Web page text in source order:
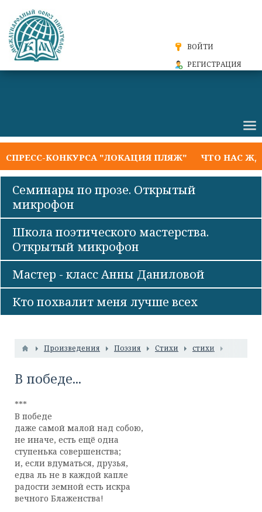
ВОЙТИ
РЕГИСТРАЦИЯ
КОНКУРСА "ЛОКАЦИЯ ПЛЯЖ" ЧТО НАС
Семинары по прозе. Открытый
микрофон
Школа поэтического мастерства.
Открытый микрофон
Мастер - класс Анны Даниловой
Кто похвалит меня лучше всех
Произведения Поэзия Стихи стихи
В победе...
***
В победе
даже самой малой над собою,
не иначе, есть ещё одна
ступенька совершенства;
и, если вдуматься, друзья,
едва ль не в каждой капле
радости земной есть искра
вечного Блаженства!